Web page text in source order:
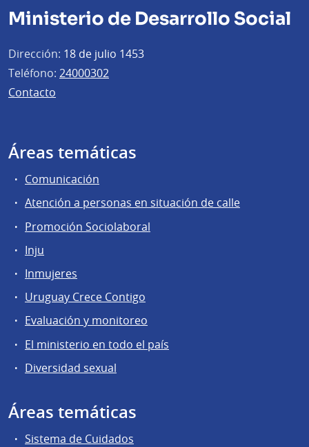
Ministerio de Desarrollo Social
Dirección: 18 de julio 1453
Teléfono: 24000302
Contacto
Áreas temáticas
Comunicación
Atención a personas en situación de calle
Promoción Sociolaboral
Inju
Inmujeres
Uruguay Crece Contigo
Evaluación y monitoreo
El ministerio en todo el país
Diversidad sexual
Áreas temáticas
Sistema de Cuidados